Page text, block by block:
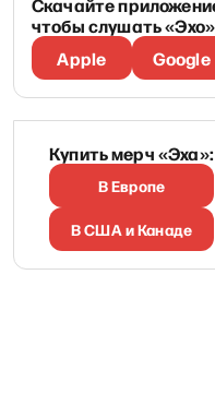
чтобы слушать «Эхо»
Apple
Google
Купить мерч «Эха»:
В Европе
В США и Канаде